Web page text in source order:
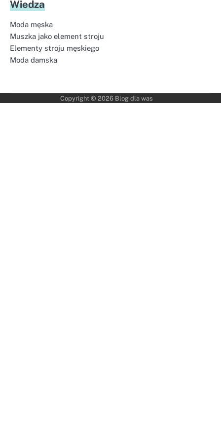
Wiedza
Moda męska
Muszka jako element stroju
Elementy stroju męskiego
Moda damska
Copyright © 2026 Blog dla was